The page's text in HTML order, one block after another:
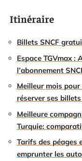
Itinéraire
Billets SNCF
Espace TGVmax :
l’abonnement
Meilleur mois
réserver ses billets
Meilleure
Turquie:
Tarifs des péages
emprunter les